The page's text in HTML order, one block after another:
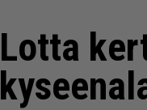
Lotta